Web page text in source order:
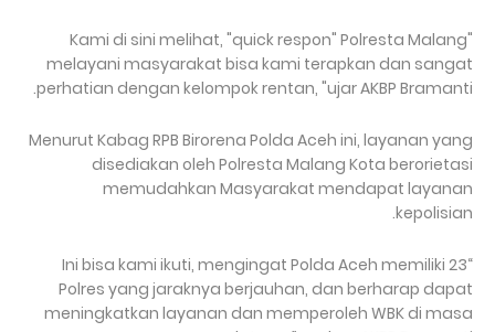
"Kami di sini melihat, "quick respon" Polresta Malang
melayani masyarakat bisa kami terapkan dan sangat
perhatian dengan kelompok rentan, "ujar AKBP Bramanti.
Menurut Kabag RPB Birorena Polda Aceh ini, layanan yang
disediakan oleh Polresta Malang Kota berorietasi
memudahkan Masyarakat mendapat layanan
kepolisian.
“Ini bisa kami ikuti, mengingat Polda Aceh memiliki 23
Polres yang jaraknya berjauhan, dan berharap dapat
meningkatkan layanan dan memperoleh WBK di masa